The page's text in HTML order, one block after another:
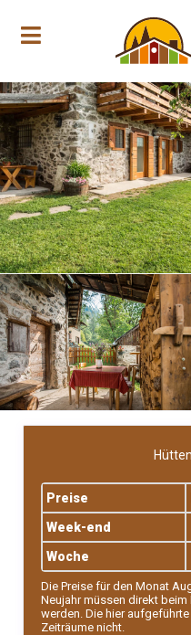
Jährliche Eröffnung
Preise
Week-end
Woche
Die Preise für den Monat
Neujahr müssen direkt
werden. Die hier
Zeiträume nicht.